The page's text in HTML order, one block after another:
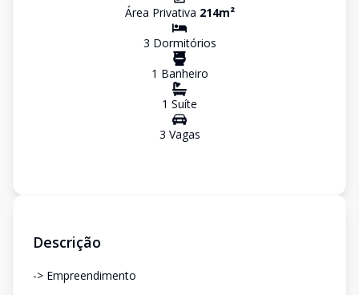
Área Privativa 214m²
3 Dormitórios
1 Banheiro
1 Suíte
3 Vagas
Descrição
-> Empreendimento